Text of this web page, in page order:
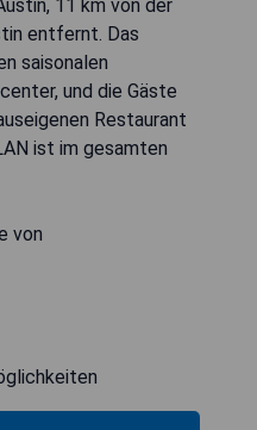
11 km von der
entfernt. Das
saisonalen
und die Gäste
Restaurant
ist im gesamten
von